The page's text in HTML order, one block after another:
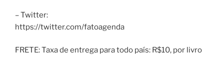
– Twitter:
https://twitter.com/fatoagenda
FRETE: Taxa de entrega para todo país: R$10, por livro